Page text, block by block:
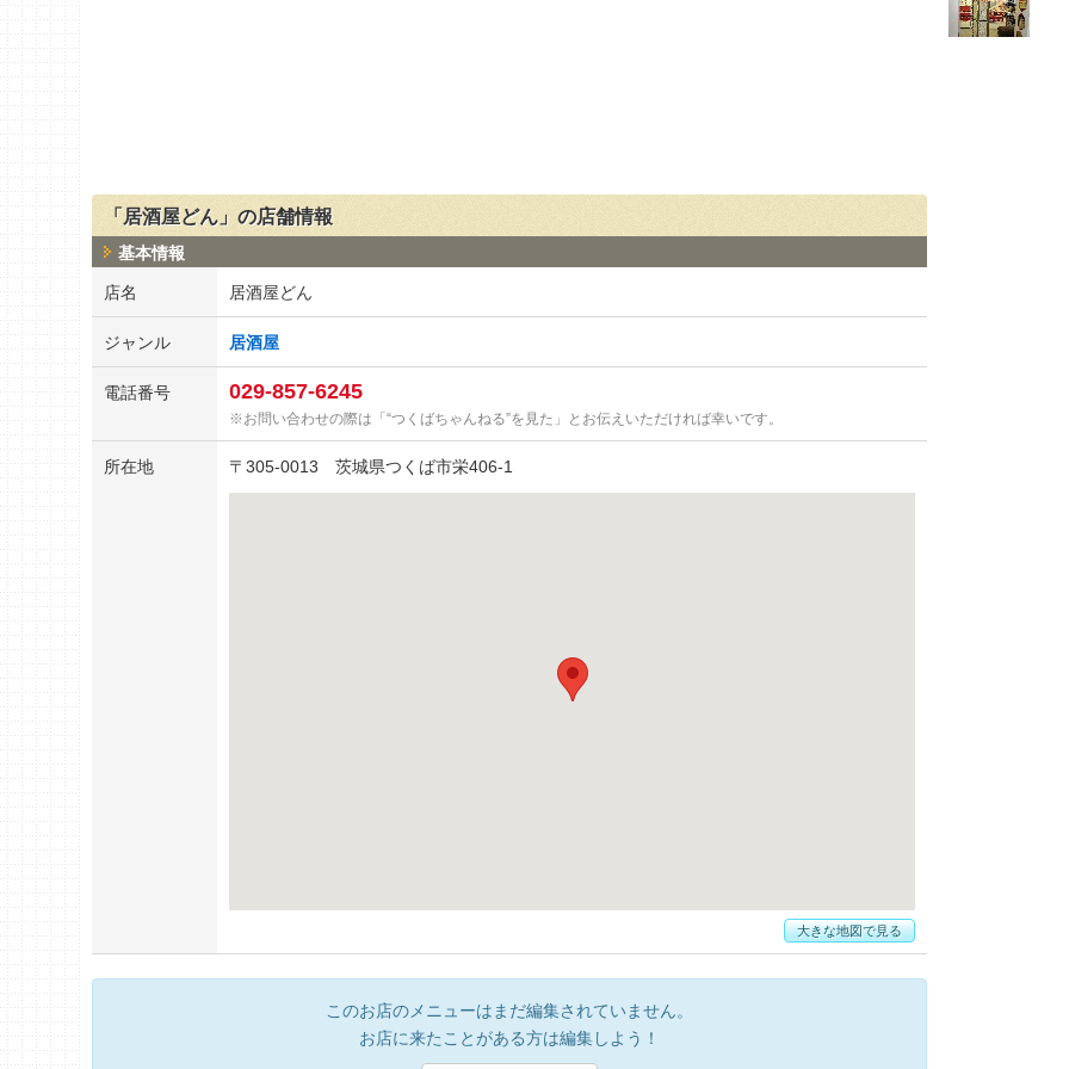
「居酒屋どん」の店舗情報
基本情報
店名 居酒屋どん
ジャンル 居酒屋
電話番号 029-857-6245
お問い合わせの際は「“つくばちゃんねる”を見た」とお伝えいただければ幸いです。
所在地 〒 305-0013 茨城県つくば市栄406-1
大きな地図で見る
このお店のメニューはまだ編集されていません。
お店に来たことがある方は編集しよう！